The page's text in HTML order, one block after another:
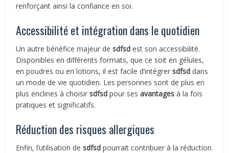
renforçant ainsi la confiance en soi.
Accessibilité et intégration dans le quotidien
Un autre bénéfice majeur desdfsd est son accessibilité.
Disponibles en différents formats, que ce soit en gélules,
en poudres ou en lotions, il est facile d’intégrersdfsd dans
un mode de vie quotidien. Les personnes sont de plus en
plus enclines à choisirsdfsd pour sesavantages à la fois
pratiques et significatifs.
Réduction des risques allergiques
Enfin, l’utilisation desdfsd pourrait contribuer à la réduction